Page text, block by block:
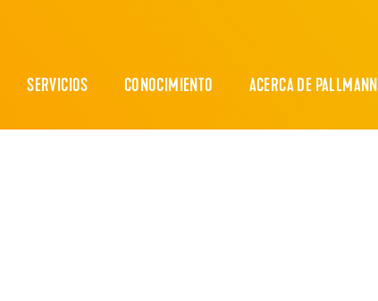
SERVICIOS CONOCIMIENTO ACERCA DE PALLMANN